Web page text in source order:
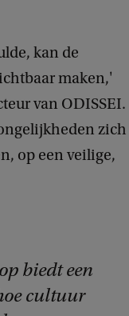
kan de
maken,'
van ODISSEI.
zich
op een veilige,
biedt een
cultuur